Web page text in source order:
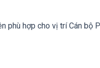
hợp cho vị trí Cán bộ